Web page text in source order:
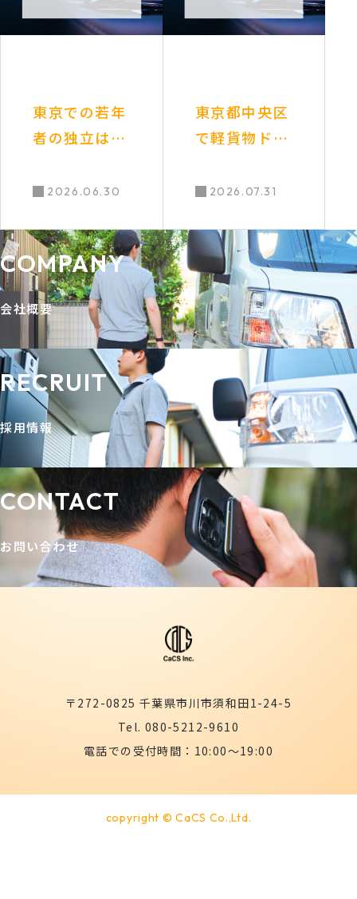
東京での若年
者の独立は夢
しい生活費の
は
2026.06.30
東京都中央区
で軽貨物ドラ
を始めません
も安心のサポ
ート体制
2026.07.31
COMPANY
会社概要
RECRUIT
採用情報
CONTACT
お問い合わせ
〒272-0825 千葉県市川市須和田1-24-5
Tel. 080-5212-9610
電話での受付時間：10:00～19:00
copyright © CaCS Co.,Ltd.